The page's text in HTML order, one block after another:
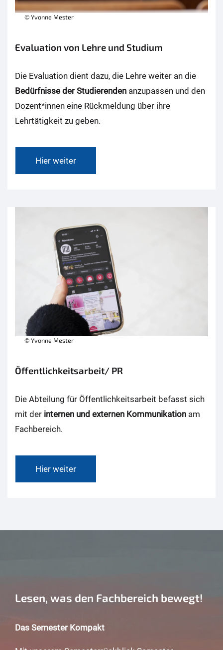
© Yvonne Mester
Evaluation von Lehre und Studium
Die Evaluation dient dazu, die Lehre weiter an die
Bedürfnisse der Studierenden anzupassen und den
Dozent*innen eine Rückmeldung über ihre
Lehrtätigkeit zu geben.
Hier weiter
© Yvonne Mester
Öffentlichkeitsarbeit/ PR
Die Abteilung für Öffentlichkeitsarbeit befasst sich
mit der internen und externen Kommunikation am
Fachbereich.
Hier weiter
Lesen, was den Fachbereich bewegt!
Das Semester Kompakt